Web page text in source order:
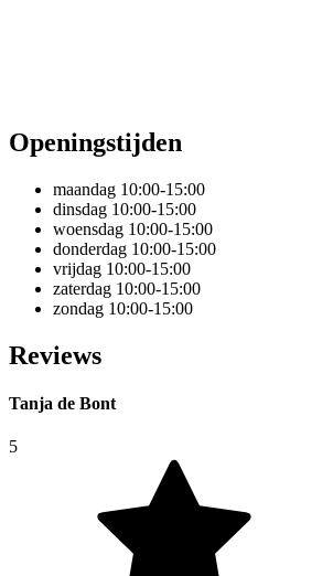
Openingstijden
maandag 10:00-15:00
dinsdag 10:00-15:00
woensdag 10:00-15:00
donderdag 10:00-15:00
vrijdag 10:00-15:00
zaterdag 10:00-15:00
zondag 10:00-15:00
Reviews
Tanja de Bont
5